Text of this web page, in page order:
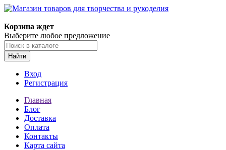
Корзина ждет
Выберите любое предложение
Найти
Вход
Регистрация
Главная
Блог
Доставка
Оплата
Контакты
Карта сайта